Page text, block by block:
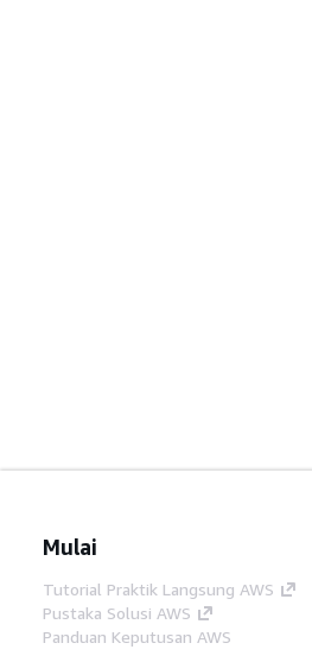
Mulai
Tutorial Praktik Langsung AWS
Pustaka Solusi AWS
Panduan Keputusan AWS